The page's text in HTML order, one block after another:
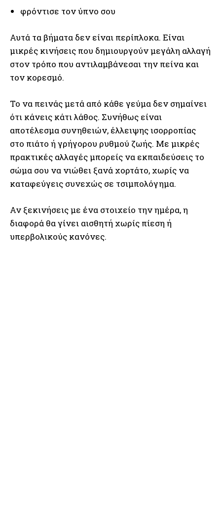
φρόντισε τον ύπνο σου
Αυτά τα βήματα δεν είναι περίπλοκα. Είναι
μικρές κινήσεις που δημιουργούν μεγάλη αλλαγή
στον τρόπο που αντιλαμβάνεσαι την πείνα και
τον κορεσμό.
Το να πεινάς μετά από κάθε γεύμα δεν σημαίνει
ότι κάνεις κάτι λάθος. Συνήθως είναι
αποτέλεσμα συνηθειών, έλλειψης ισορροπίας
στο πιάτο ή γρήγορου ρυθμού ζωής. Με μικρές
πρακτικές αλλαγές μπορείς να εκπαιδεύσεις το
σώμα σου να νιώθει ξανά χορτάτο, χωρίς να
καταφεύγεις συνεχώς σε τσιμπολόγημα.
Αν ξεκινήσεις με ένα στοιχείο την ημέρα, η
διαφορά θα γίνει αισθητή χωρίς πίεση ή
υπερβολικούς κανόνες.